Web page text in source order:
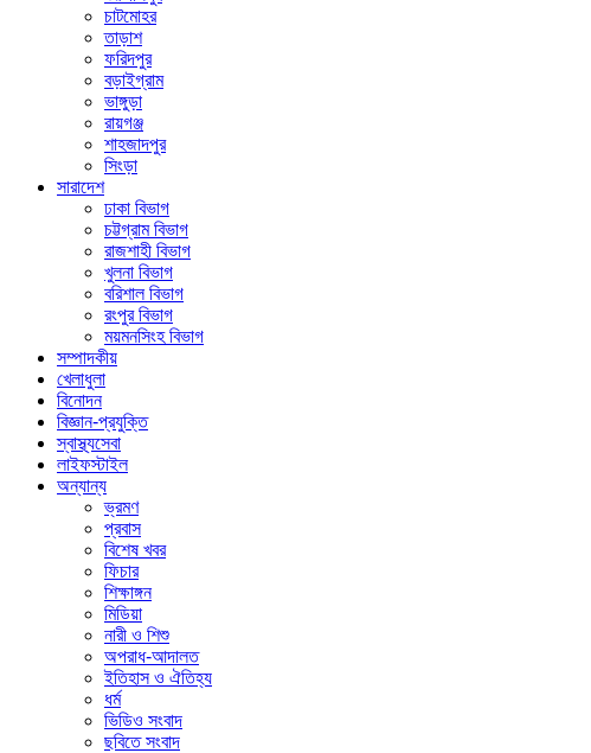
চাটমোহর
তাড়াশ
ফরিদপুর
বড়াইগ্রাম
ভাঙ্গুড়া
রায়গঞ্জ
শাহজাদপুর
সিংড়া
সারাদেশ
ঢাকা বিভাগ
চট্টগ্রাম বিভাগ
রাজশাহী বিভাগ
খুলনা বিভাগ
বরিশাল বিভাগ
রংপুর বিভাগ
ময়মনসিংহ বিভাগ
সম্পাদকীয়
খেলাধুলা
বিনোদন
বিজ্ঞান-প্রযুক্তি
স্বাস্থ্যসেবা
লাইফস্টাইল
অন্যান্য
ভ্রমণ
প্রবাস
বিশেষ খবর
ফিচার
শিক্ষাঙ্গন
মিডিয়া
নারী ও শিশু
অপরাধ-আদালত
ইতিহাস ও ঐতিহ্য
ধর্ম
ভিডিও সংবাদ
ছবিতে সংবাদ